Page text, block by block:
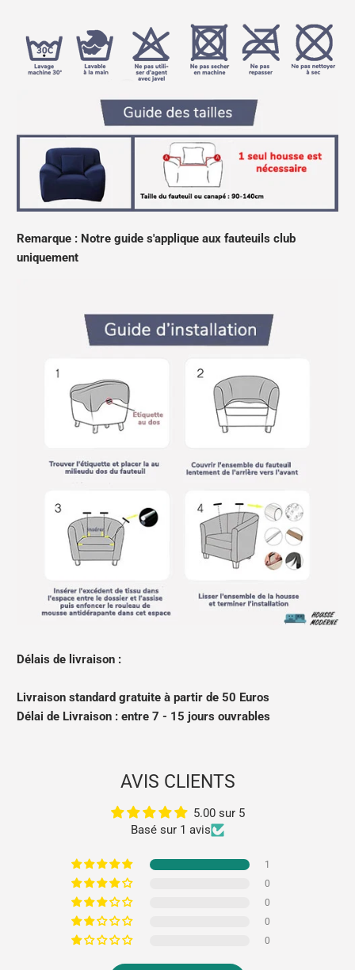
Remarque : Notre guide s'applique aux fauteuils club
uniquement
Délais de livraison :
Livraison standard gratuite à partir de 50 Euros
Délai de Livraison : entre 7 - 15 jours ouvrables
AVIS CLIENTS
5.00 sur 5
Basé sur 1 avis
1
0
0
0
0